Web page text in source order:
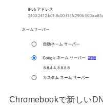
Chromebookで新しい